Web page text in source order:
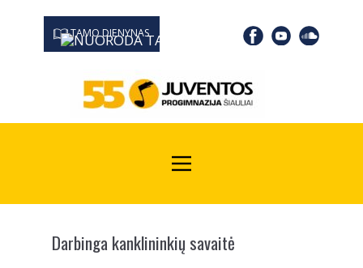
TAMO DIENYNAS
0667 19366
Darbinga kanklininkių savaitė